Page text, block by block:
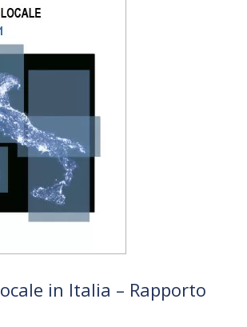
in Italia – Rapporto